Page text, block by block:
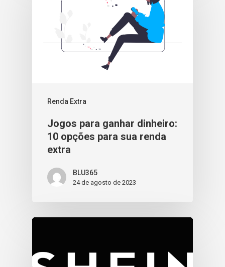
Renda Extra
Jogos para ganhar dinheiro:
10 opções para sua renda
extra
BLU365
24 de agosto de 2023